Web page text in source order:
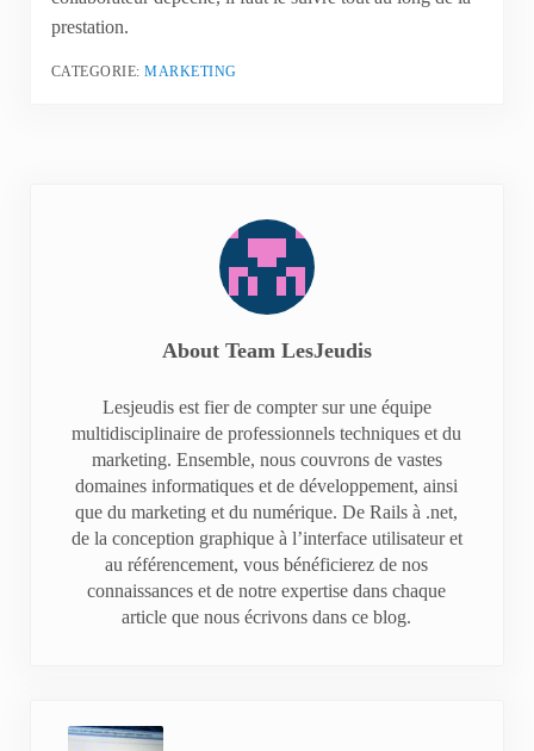
prestation.
CATEGORIE:MARKETING
About Team LesJeudis
Lesjeudis est fier de compter sur une équipe
multidisciplinaire de professionnels techniques et du
marketing. Ensemble, nous couvrons de vastes
domaines informatiques et de développement, ainsi
que du marketing et du numérique. De Rails à .net,
de la conception graphique à l’interface utilisateur et
au référencement, vous bénéficierez de nos
connaissances et de notre expertise dans chaque
article que nous écrivons dans ce blog.